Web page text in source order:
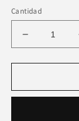
Cantidad
Reducir
cantidad
para
largo